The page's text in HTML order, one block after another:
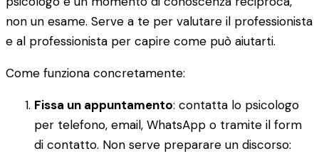
non un esame. Serve a te per valutare il professionista
e al professionista per capire come può aiutarti.
Come funziona concretamente:
Fissa un appuntamento: contatta lo psicologo
per telefono, email, WhatsApp o tramite il form
di contatto. Non serve preparare un discorso: